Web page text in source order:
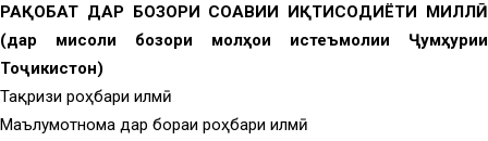
РАҚОБАТ ДАР БОЗОРИ СОҲАВИИ ИҚТИСОДИЁТИ МИЛЛӢ
(дар мисоли бозори молҳои истеъмолии Ҷумҳурии
Тоҷикистон)
Тақризи роҳбари илмӣ
Маълумотнома дар бораи роҳбари илмӣ